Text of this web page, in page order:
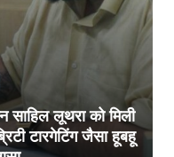
लूथरा को मिली
टारगेटिंग जैसा हूबहू